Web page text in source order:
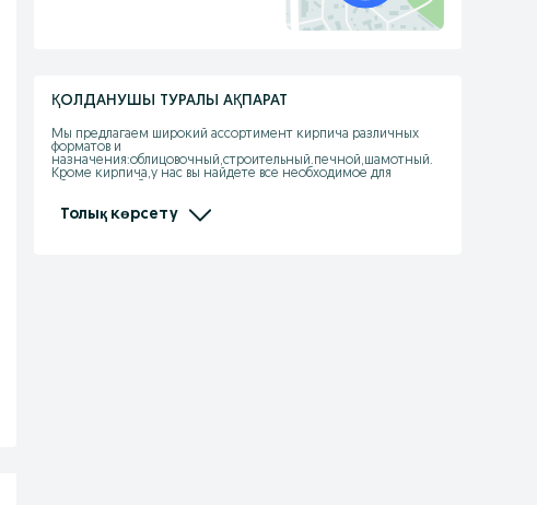
ҚОЛДАНУШЫ ТУРАЛЫ АҚПАРАТ
Мы предлагаем широкий ассортимент кирпича различных
форматов и
назначения:облицовочный,строительный.печной,шамотный.
Кроме кирпича,у нас вы найдете все необходимое для
-Большой выбор форматов и фактур
Толық көрсету